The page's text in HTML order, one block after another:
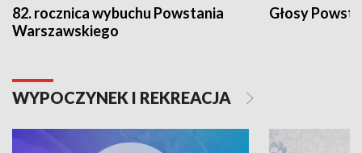
82. rocznica wybuchu Powstania
Warszawskiego
Głosy
WYPOCZYNEK I REKREACJA